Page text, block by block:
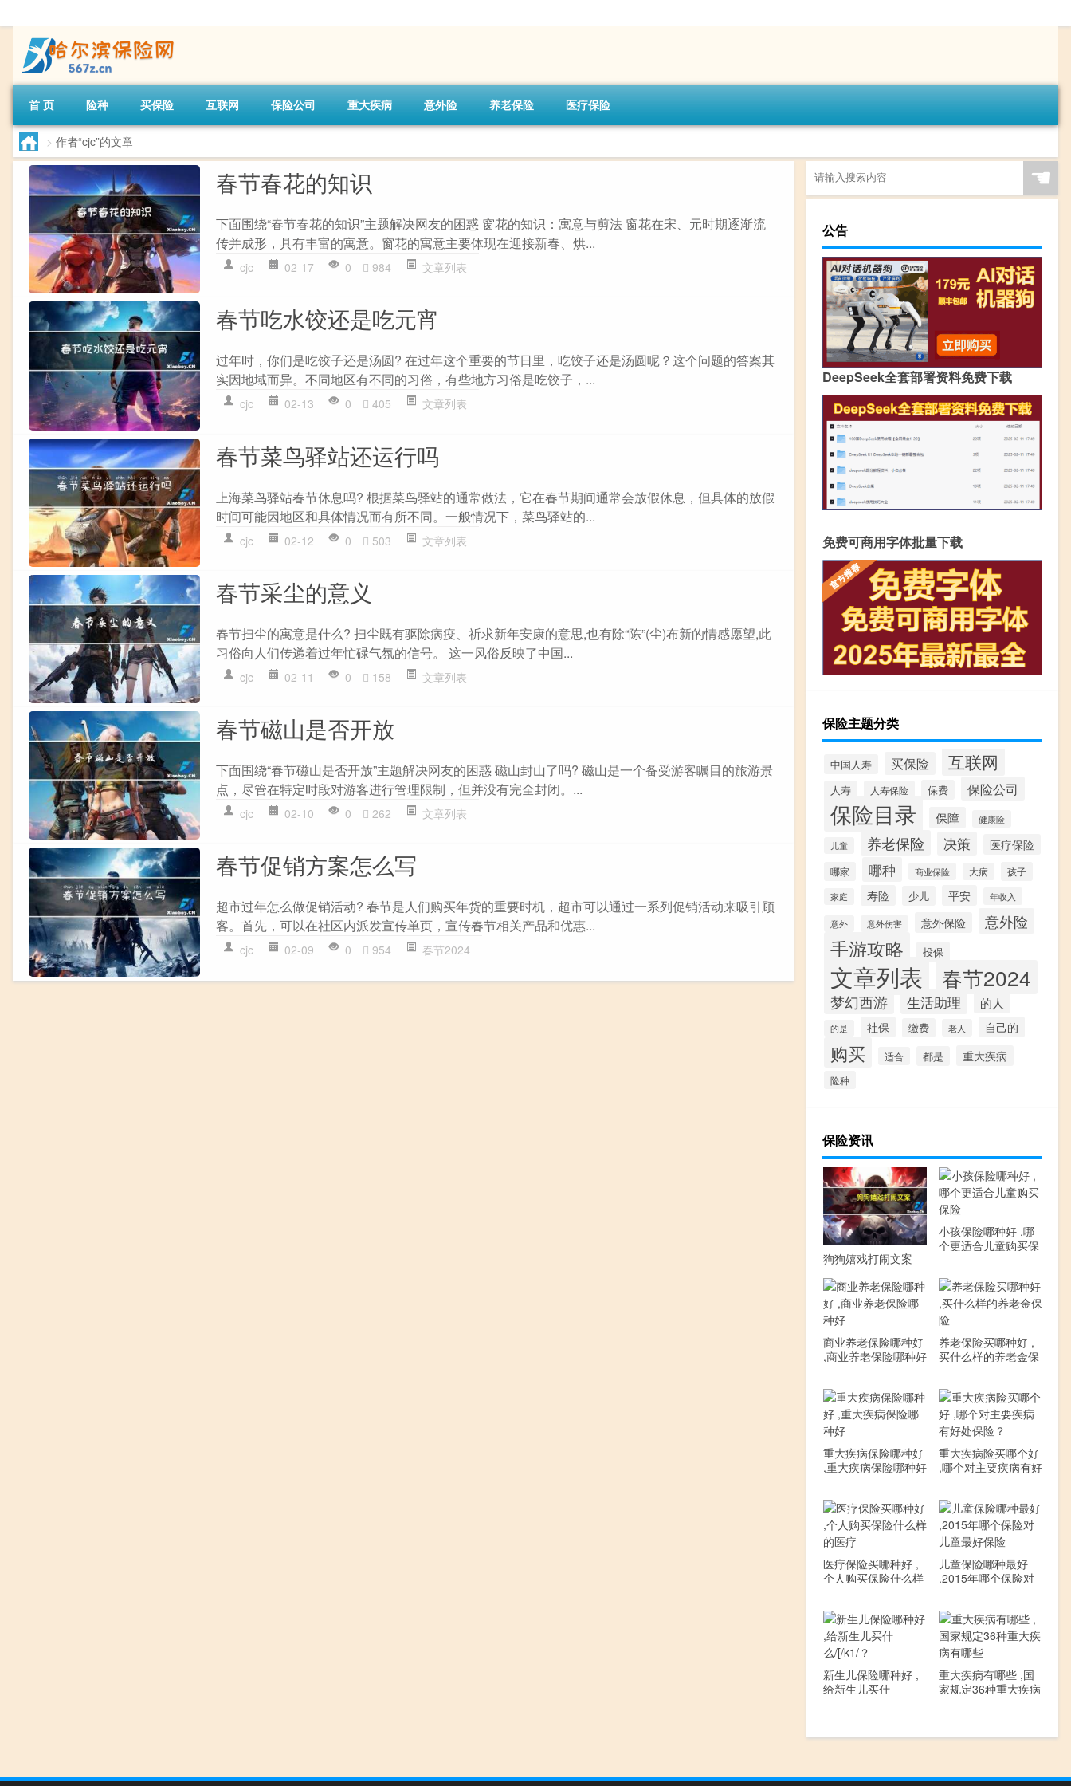
首 页 险种 买保险 互联网 保险公司 重大疾病 意外险 养老保险 医疗保险
> 作者“cjc”的文章
春节春花的知识
下面围绕“春节春花的知识”主题解决网友的困惑 窗花的知识：寓意与剪法 窗花在宋、元时期逐渐流
传并成形，具有丰富的寓意。窗花的寓意主要体现在迎接新春、烘...
cjc 02-17 0 984 文章列表
春节吃水饺还是吃元宵
过年时，你们是吃饺子还是汤圆? 在过年这个重要的节日里，吃饺子还是汤圆呢？这个问题的答案其
实因地域而异。不同地区有不同的习俗，有些地方习俗是吃饺子，...
cjc 02-13 0 405 文章列表
春节菜鸟驿站还运行吗
上海菜鸟驿站春节休息吗? 根据菜鸟驿站的通常做法，它在春节期间通常会放假休息，但具体的放假
时间可能因地区和具体情况而有所不同。一般情况下，菜鸟驿站的...
cjc 02-12 0 503 文章列表
春节采尘的意义
春节扫尘的寓意是什么? 扫尘既有驱除病疫、祈求新年安康的意思,也有除“陈”(尘)布新的情感愿望,此
习俗向人们传递着过年忙碌气氛的信号。 这一风俗反映了中国...
cjc 02-11 0 158 文章列表
春节磁山是否开放
下面围绕“春节磁山是否开放”主题解决网友的困惑 磁山封山了吗? 磁山是一个备受游客瞩目的旅游景
点，尽管在特定时段对游客进行管理限制，但并没有完全封闭。...
cjc 02-10 0 262 文章列表
春节促销方案怎么写
超市过年怎么做促销活动? 春节是人们购买年货的重要时机，超市可以通过一系列促销活动来吸引顾
客。首先，可以在社区内派发宣传单页，宣传春节相关产品和优惠...
cjc 02-09 0 954 春节2024
☚
公告
DeepSeek全套部署资料免费下载
免费可商用字体批量下载
保险主题分类
中国人寿 买保险 互联网
人寿 人寿保险 保费 保险公司
保险目录 保障 健康险
儿童 养老保险 决策 医疗保险
哪家 哪种 商业保险 大病 孩子
家庭 寿险 少儿 平安 年收入
意外 意外伤害 意外保险 意外险
手游攻略 投保
文章列表 春节2024
梦幻西游 生活助理 的人
的是 社保 缴费 老人 自己的
购买 适合 都是 重大疾病
险种
保险资讯
狗狗嬉戏打闹文案
小孩保险哪种好 ,哪
个更适合儿童购买保
商业养老保险哪种好
,商业养老保险哪种好
养老保险买哪种好 ,
买什么样的养老金保
重大疾病保险哪种好
,重大疾病保险哪种好
重大疾病险买哪个好
,哪个对主要疾病有好
医疗保险买哪种好 ,
个人购买保险什么样
儿童保险哪种最好
,2015年哪个保险对
新生儿保险哪种好 ,
给新生儿买什
重大疾病有哪些 ,国
家规定36种重大疾病